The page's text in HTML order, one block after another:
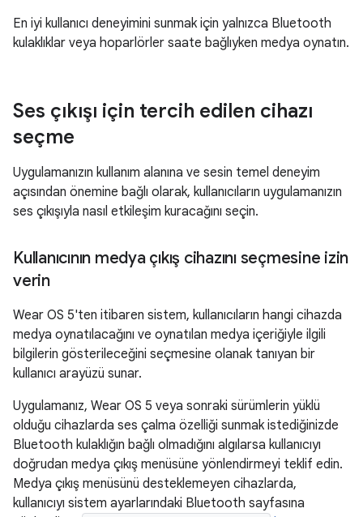
En iyi kullanıcı deneyimini sunmak için yalnızca Bluetooth
kulaklıklar veya hoparlörler saate bağlıyken medya oynatın.
Ses çıkışı için tercih edilen cihazı
seçme
Uygulamanızın kullanım alanına ve sesin temel deneyim
açısından önemine bağlı olarak, kullanıcıların uygulamanızın
ses çıkışıyla nasıl etkileşim kuracağını seçin.
Kullanıcının medya çıkış cihazını seçmesine izin
verin
Wear OS 5'ten itibaren sistem, kullanıcıların hangi cihazda
medya oynatılacağını ve oynatılan medya içeriğiyle ilgili
bilgilerin gösterileceğini seçmesine olanak tanıyan bir
kullanıcı arayüzü sunar.
Uygulamanız, Wear OS 5 veya sonraki sürümlerin yüklü
olduğu cihazlarda ses çalma özelliği sunmak istediğinizde
Bluetooth kulaklığın bağlı olmadığını algılarsa kullanıcıyı
doğrudan medya çıkış menüsüne yönlendirmeyi teklif edin.
Medya çıkış menüsünü desteklemeyen cihazlarda,
kullanıcıyı sistem ayarlarındaki Bluetooth sayfasına